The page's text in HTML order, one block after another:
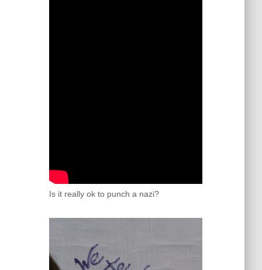
Is it really ok to punch a nazi?